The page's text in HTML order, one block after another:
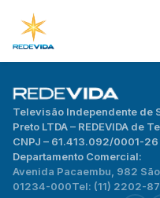
Televisão Independente de
Preto LTDA – REDEVIDA de
CNPJ – 61.413.092/0001-26
Departamento Comercial:
Avenida Pacaembu, 982
01234-000Tel: (11) 2202-